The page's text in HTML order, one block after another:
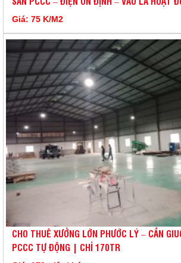
Giá: 75 K/M2
CHO THUÊ XƯỞNG LỚN PHƯỚC LÝ – CẦN
PCCC TỰ ĐỘNG | CHỈ 170TR